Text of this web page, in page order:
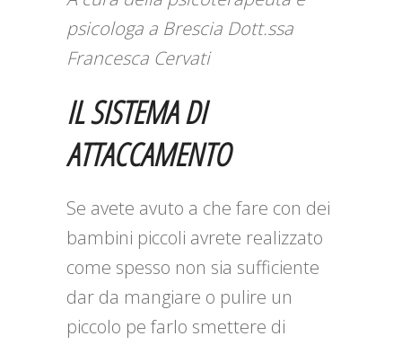
psicologa a Brescia Dott.ssa
Francesca Cervati
IL SISTEMA DI
ATTACCAMENTO
Se avete avuto a che fare con dei
bambini piccoli avrete realizzato
come spesso non sia sufficiente
dar da mangiare o pulire un
piccolo pe farlo smettere di